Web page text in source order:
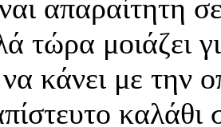
απαραίτητη
τώρα μοιάζει
να κάνει με την